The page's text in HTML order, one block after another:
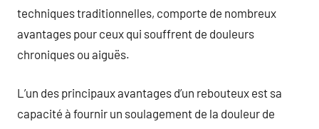
techniques traditionnelles, comporte de nombreux
avantages pour ceux qui souffrent de douleurs
chroniques ou aiguës.
L’un des principaux avantages d’un rebouteux est sa
capacité à fournir un soulagement de la douleur de